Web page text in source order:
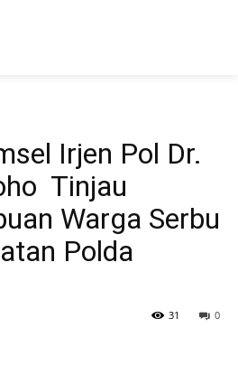
Irjen Pol Dr.
Tinjau
Warga Serbu
Polda
0
31